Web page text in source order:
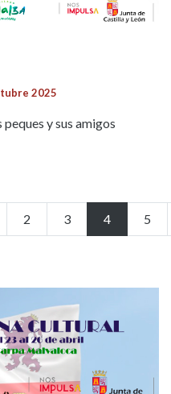
2025
y sus amigos
2 3 4 5